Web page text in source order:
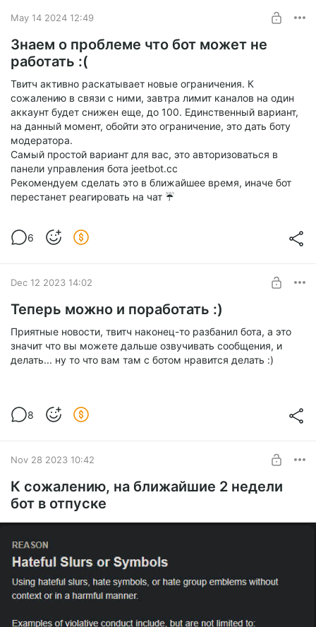
May 14 2024 12:49
Знаем о проблеме что бот может не
работать :(
Твитч активно раскатывает новые ограничения. К
сожалению в связи с ними, завтра лимит каналов на один
аккаунт будет снижен еще, до 100. Единственный вариант,
на данный момент, обойти это ограничение, это дать боту
модератора.
Самый простой вариант для вас, это авторизоваться в
панели управления бота jeetbot.cc
Рекомендуем сделать это в ближайшее время, иначе бот
перестанет реагировать на чат ☔️
6
Dec 12 2023 14:02
Теперь можно и поработать :)
Приятные новости, твитч наконец-то разбанил бота, а это
значит что вы можете дальше озвучивать сообщения, и
делать... ну то что вам там с ботом нравится делать :)
8
Nov 28 2023 10:42
К сожалению, на ближайшие 2 недели
бот в отпуске